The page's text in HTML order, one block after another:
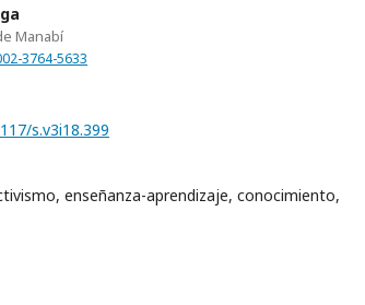
Manabí
3764-5633
s.v3i18.399
enseñanza-aprendizaje, conocimiento,